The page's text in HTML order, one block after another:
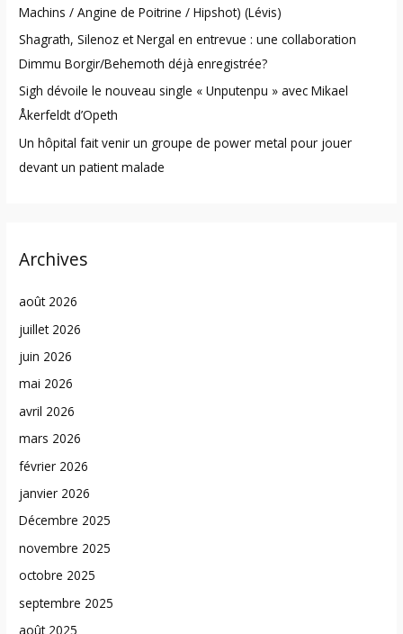
:Machins / Angine de Poitrine / Hipshot) (Lévis)
Shagrath, Silenoz et Nergal en entrevue : une collaboration
Dimmu Borgir/Behemoth déjà enregistrée?
Sigh dévoile le nouveau single « Unputenpu » avec Mikael
Åkerfeldt d’Opeth
Un hôpital fait venir un groupe de power metal pour jouer
devant un patient malade
Archives
août 2026
juillet 2026
juin 2026
mai 2026
avril 2026
mars 2026
février 2026
janvier 2026
Décembre 2025
novembre 2025
octobre 2025
septembre 2025
août 2025